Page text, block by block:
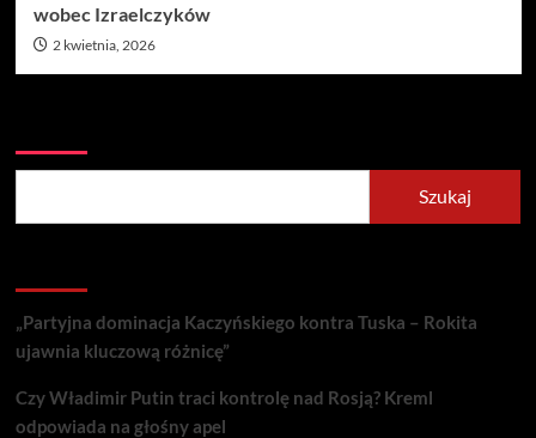
wobec Izraelczyków
2 kwietnia, 2026
Szukaj
„Partyjna dominacja Kaczyńskiego kontra Tuska – Rokita
ujawnia kluczową różnicę”
Czy Władimir Putin traci kontrolę nad Rosją? Kreml
odpowiada na głośny apel